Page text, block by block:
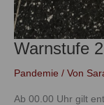
Warnstufe
Pandemie / Von
Ab 00.00 Uhr gilt